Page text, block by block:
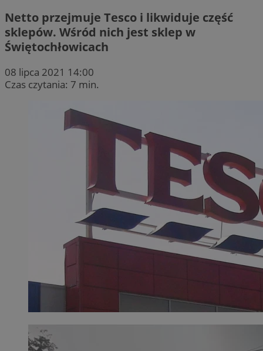
Netto przejmuje Tesco i likwiduje część
sklepów. Wśród nich jest sklep w
Świętochłowicach
08 lipca 2021 14:00
Czas czytania: 7 min.